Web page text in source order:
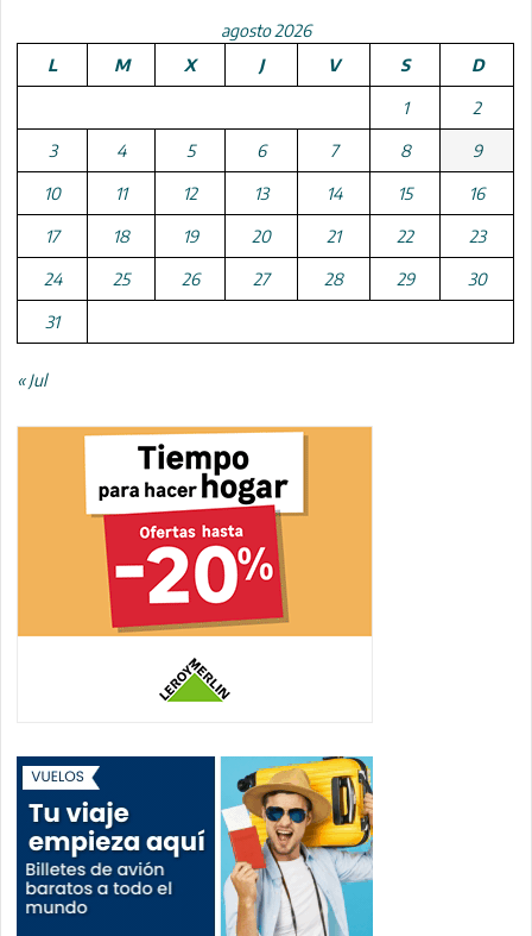
agosto 2026
L
M X J V S D
1 2
3 4 5 6 7 8 9
10 11 12 13 14 15 16
17 18 19 20 21 22 23
24 25 26 27 28 29 30
31
« Jul